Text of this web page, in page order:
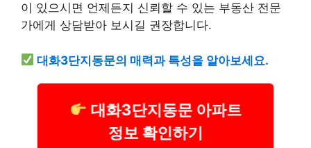
이 있으시면 언제든지 신뢰할 수 있는 부동산 전문
가에게 상담받아 보시길 권장합니다.
대화3단지동문의 매력과 특성을 알아보세요.
대화3단지동문 아파트
정보 확인하기